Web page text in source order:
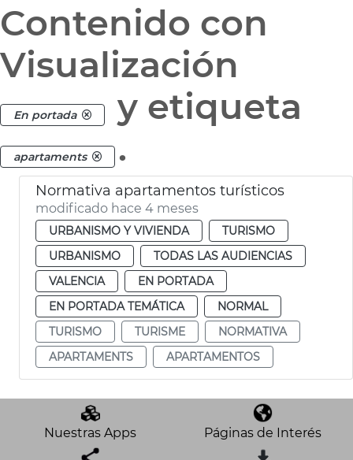
Contenido con
Visualización
En portada y etiqueta
apartaments .
Normativa apartamentos turísticos
modificado hace 4 meses
URBANISMO Y VIVIENDA
TURISMO
URBANISMO
TODAS LAS AUDIENCIAS
VALENCIA
EN PORTADA
EN PORTADA TEMÁTICA
NORMAL
TURISMO
TURISME
NORMATIVA
APARTAMENTS
APARTAMENTOS
Nuestras Apps Páginas de Interés